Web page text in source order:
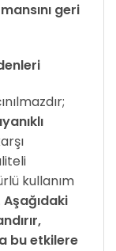
geri
kullanım
Aşağıdaki
bu etkilere